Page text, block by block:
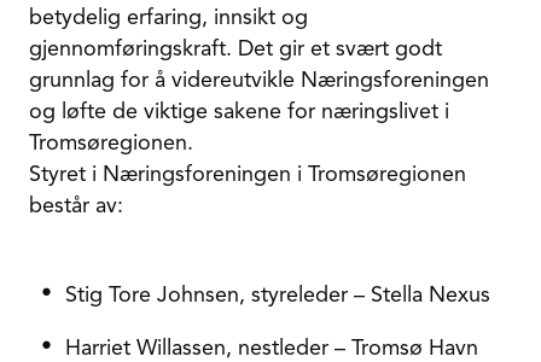
betydelig erfaring, innsikt og
gjennomføringskraft. Det gir et svært godt
grunnlag for å videreutvikle Næringsforeningen
og løfte de viktige sakene for næringslivet i
Tromsøregionen.
Styret i Næringsforeningen i Tromsøregionen
består av:
Stig Tore Johnsen, styreleder – Stella Nexus
Harriet Willassen, nestleder – Tromsø Havn